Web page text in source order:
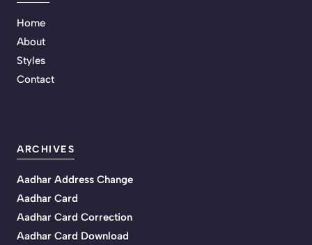
Home
About
Styles
Contact
ARCHIVES
Aadhar Address Change
Aadhar Card
Aadhar Card Correction
Aadhar Card Download